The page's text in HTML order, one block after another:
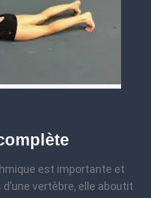
est importante et
vertèbre, elle aboutit